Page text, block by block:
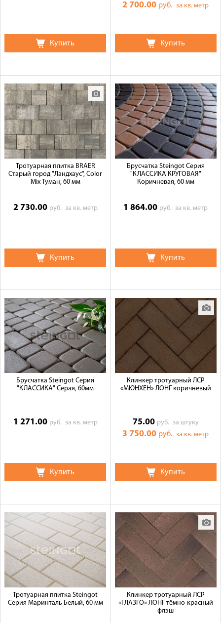
Купить
2 700.00 руб.за кв. метр
Купить
Тротуарная плитка BRAER
Старый город "Ландхаус", Color
Mix Туман, 60 мм
2 730.00 руб. за кв. метр
Купить
Брусчатка Steingot Серия
"КЛАССИКА КРУГОВАЯ"
Коричневая, 60 мм
1 864.00 руб.за кв. метр
Купить
Брусчатка Steingot Серия
"КЛАССИКА" Серая, 60мм
1 271.00 руб. за кв. метр
Купить
Клинкер тротуарный ЛСР
«МЮНХЕН» ЛОНГ коричневый
75.00 руб. за штуку
3 750.00 руб.за кв. метр
Купить
Тротуарная плитка Steingot
Серия Маринталь Белый, 60 мм
Клинкер тротуарный ЛСР
«ГЛАЗГО» ЛОНГ тёмно-красный
флэш